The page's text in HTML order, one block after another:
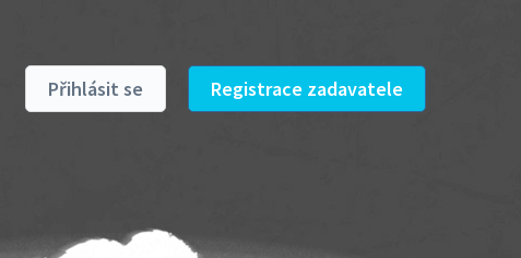
Přihlásit se Registrace zadavatele